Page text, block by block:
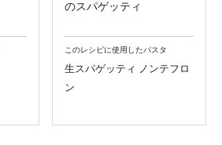
のスパゲッティ
このレシピに使用したパスタ
生スパゲッティ ノンテフロ
ン